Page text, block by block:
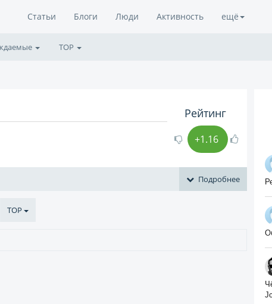
Статьи Блоги Люди Активность ещё
TOP
Рейтинг
+1.16
Подробнее
TOP